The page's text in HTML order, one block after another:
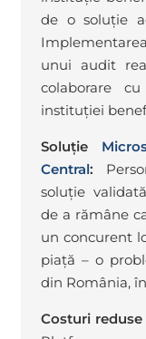
de o soluție
unui audit
colaborare
instituției
Soluție
Central:
soluție
de a rămâne
un concurent
piață – o
din România,
Costuri